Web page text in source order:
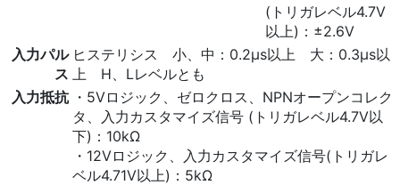
(トリガレベル4.7V
以上)：±2.6V
入力パル
ス
ヒステリシス 小、中：0.2μs以上 大：0.3μs以
上 H、Lレベルとも
入力抵抗 ・5Vロジック、ゼロクロス、NPNオープンコレク
タ、入力カスタマイズ信号 (トリガレベル4.7V以
下)：10kΩ
・12Vロジック、入力カスタマイズ信号(トリガレ
ベル4.71V以上)：5kΩ